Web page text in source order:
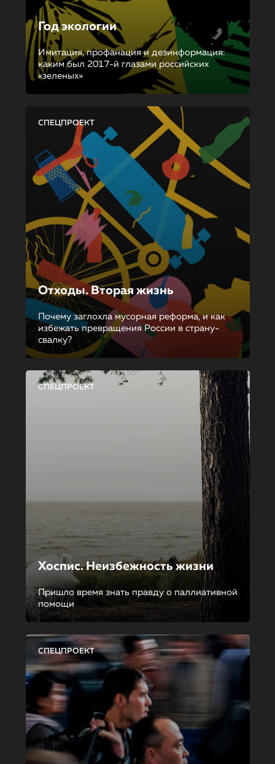
Год экологии
Имитация, профанация и дезинформация:
каким был 2017-й глазами российских
«зеленых»
СПЕЦПРОЕКТ
Отходы. Вторая жизнь
Почему заглохла мусорная реформа, и как
избежать превращения России в страну-
свалку?
СПЕЦПРОЕКТ
Хоспис. Неизбежность жизни
Пришло время знать правду о паллиативной
помощи
СПЕЦПРОЕКТ